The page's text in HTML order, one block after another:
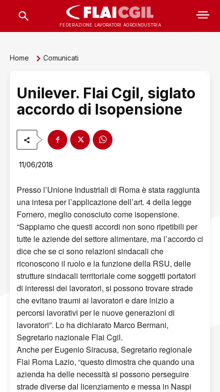
FEDERAZIONE LAVORATORI AGROINDUSTRIA
Home Comunicati
Unilever. Flai Cgil, siglato
accordo di Isopensione
11/06/2018
Presso l’Unione Industriali di Roma è stata raggiunta
una intesa per l’applicazione dell’art. 4 della legge
Fornero, meglio conosciuto come isopensione.
“Sappiamo che questi accordi non sono ripetibili per
tutte le aziende del settore alimentare, ma l’accordo ci
dice che se ci sono relazioni sindacali che
riconoscono il ruolo e la funzione della RSU, delle
strutture sindacali territoriale come soggetti portatori
di interessi dei lavoratori, si possono trovare strade
che evitano traumi ai lavoratori e dare inizio a
percorsi lavorativi per le nuove generazioni di
lavoratori”. Lo ha dichiarato Marco Bermani,
Segretario nazionale Flai Cgil.
Anche per Eugenio Siracusa, Segretario regionale
Flai Roma Lazio, “questo dimostra che quando una
azienda ha delle necessità si possono perseguire
strade diverse dal licenziamento e messa in Naspi